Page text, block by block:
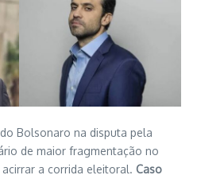
Bolsonaro na disputa pela
de maior fragmentação no
a corrida eleitoral. Caso